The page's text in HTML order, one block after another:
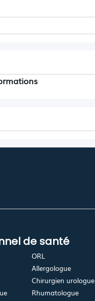
de santé
ORL
Allergologue
Chirurgien urologue
Rhumatologue